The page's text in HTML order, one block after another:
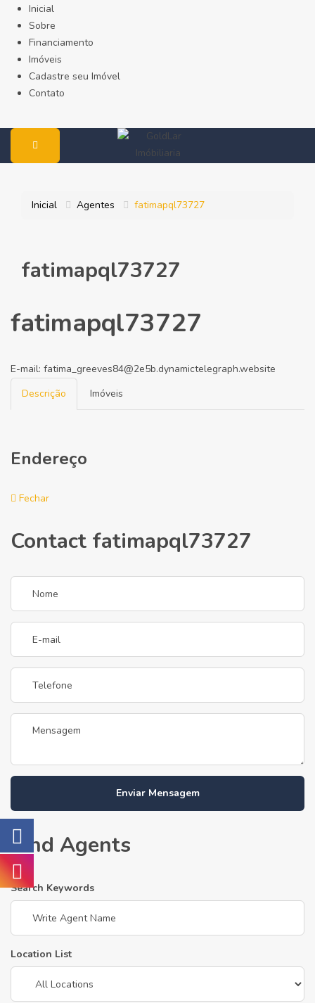
Inicial
Sobre
Financiamento
Imóveis
Cadastre seu Imóvel
Contato
Inicial Agentes fatimapql73727
fatimapql73727
fatimapql73727
E-mail: fatima_greeves84@2e5b.dynamictelegraph.website
Descrição
Imóveis
Endereço
Fechar
Contact fatimapql73727
Enviar Mensagem
Find Agents
Search Keywords
Location List